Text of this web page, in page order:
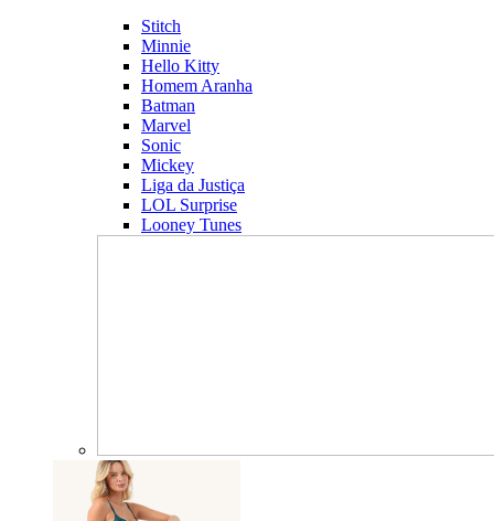
Stitch
Minnie
Hello Kitty
Homem Aranha
Batman
Marvel
Sonic
Mickey
Liga da Justiça
LOL Surprise
Looney Tunes